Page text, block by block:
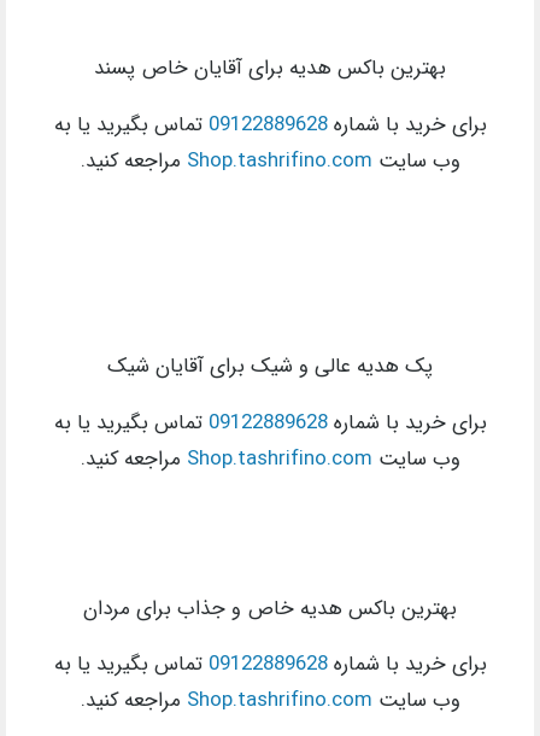
بهترین باکس هدیه برای آقایان خاص پسند
برای خرید با شماره09122889628 تماس بگیرید یا به
وب سایت Shop.tashrifino.com مراجعه کنید.
پک هدیه عالی و شیک برای آقایان شیک
برای خرید با شماره09122889628 تماس بگیرید یا به
وب سایت Shop.tashrifino.com مراجعه کنید.
بهترین باکس هدیه خاص و جذاب برای مردان
برای خرید با شماره09122889628 تماس بگیرید یا به
وب سایت Shop.tashrifino.com مراجعه کنید.